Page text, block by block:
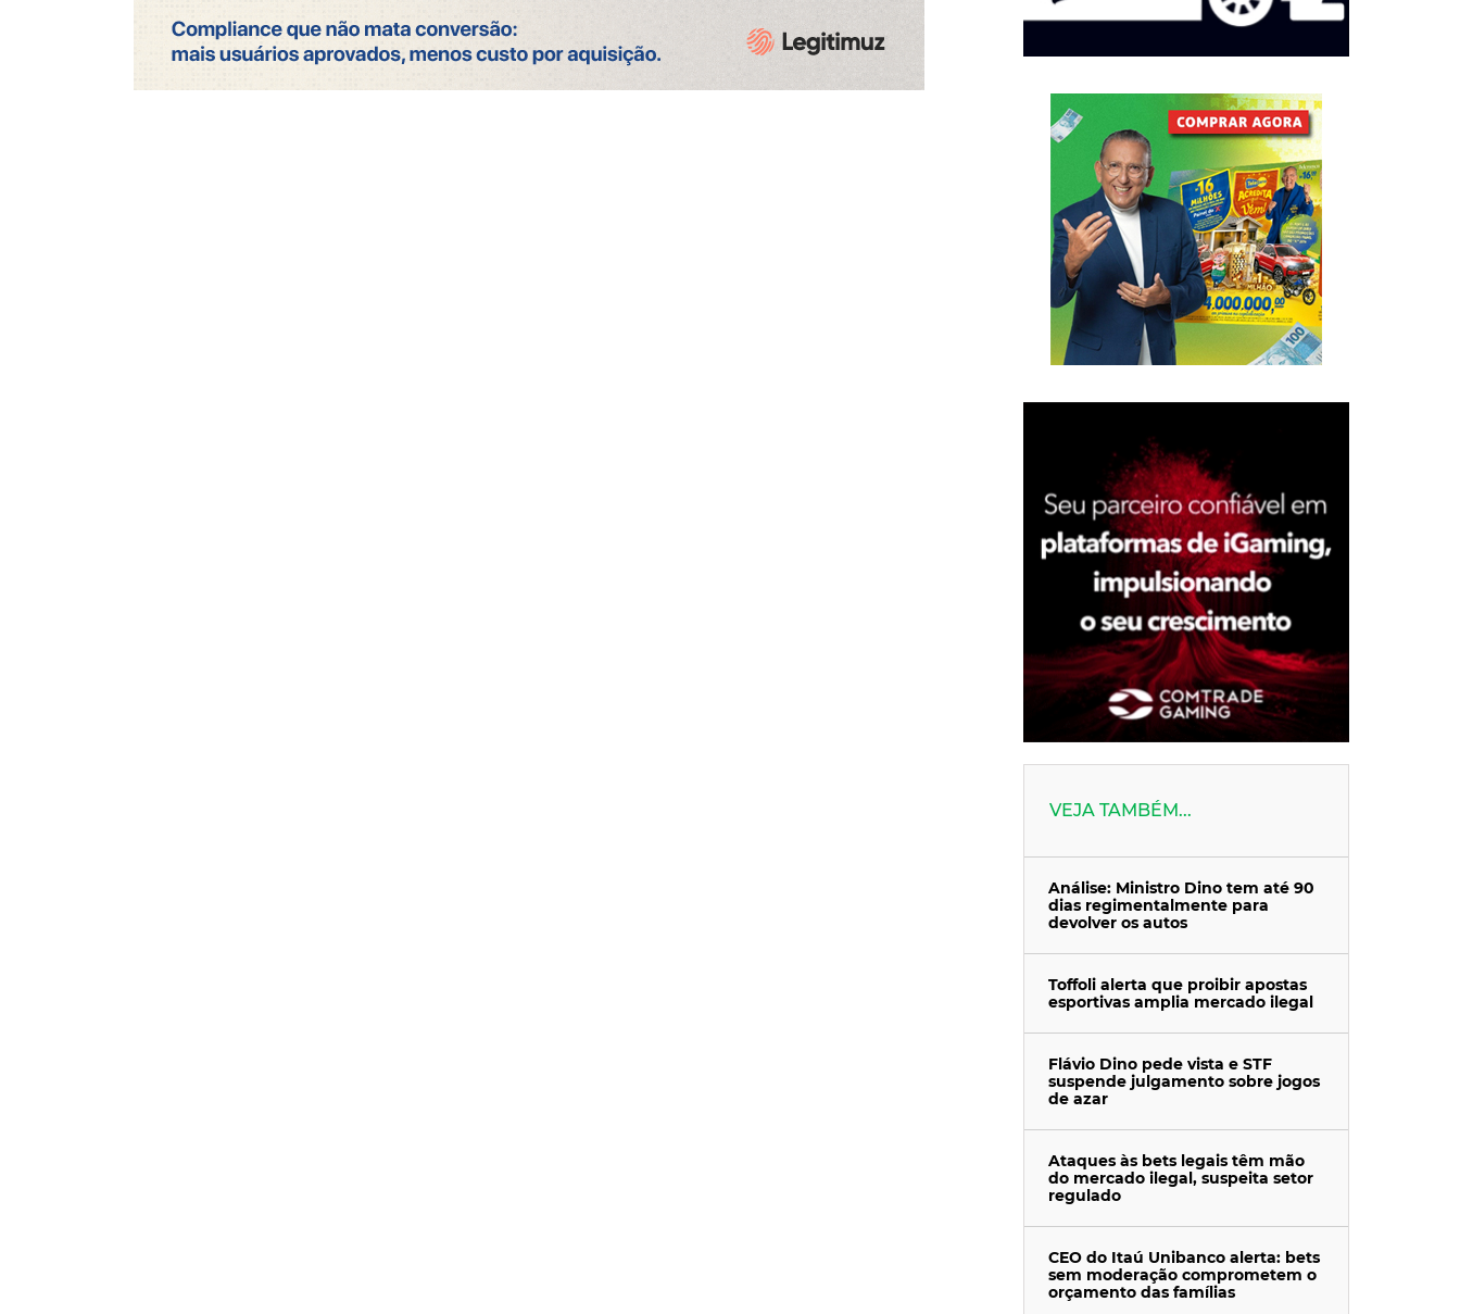
VEJA TAMBÉM...
Análise: Ministro Dino tem até 90
dias regimentalmente para
devolver os autos
Toffoli alerta que proibir apostas
esportivas amplia mercado ilegal
Flávio Dino pede vista e STF
suspende julgamento sobre jogos
de azar
Ataques às bets legais têm mão
do mercado ilegal, suspeita setor
regulado
CEO do Itaú Unibanco alerta: bets
sem moderação comprometem o
orçamento das famílias